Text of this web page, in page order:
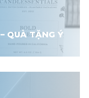
QUÀ TẶNG Ý